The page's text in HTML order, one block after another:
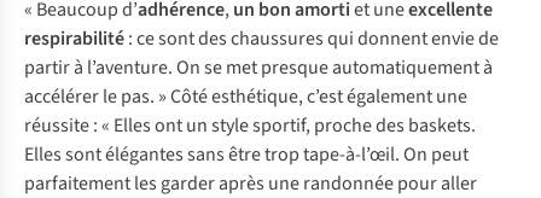
« Beaucoup d’adhérence,un bon amortiet uneexcellente
respirabilité: ce sont des chaussures qui donnent envie de
partir à l’aventure. On se met presque automatiquement à
accélérer le pas. » Côté esthétique, c’est également une
réussite : « Elles ont un style sportif, proche des baskets.
Elles sont élégantes sans être trop tape-à-l’œil. On peut
parfaitement les garder après une randonnée pour aller